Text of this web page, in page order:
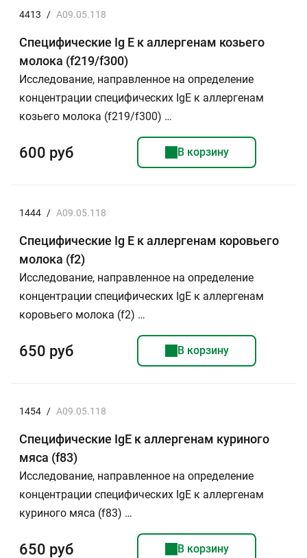
4413 / A09.05.118
Специфические Ig E к аллергенам козьего
молока (f219/f300)
Исследование, направленное на определение
концентрации специфических IgE к аллергенам
козьего молока (f219/f300) …
600 руб В корзину
1444 / A09.05.118
Специфические Ig E к аллергенам коровьего
молока (f2)
Исследование, направленное на определение
концентрации специфических IgE к аллергенам
коровьего молока (f2) …
650 руб В корзину
1454 / A09.05.118
Специфические IgE к аллергенам куриного
мяса (f83)
Исследование, направленное на определение
концентрации специфических IgE к аллергенам
куриного мяса (f83) …
650 руб В корзину